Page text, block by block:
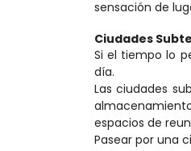
sensación de
Ciudades
Si el tiempo lo
día.
Las ciudades
espacios de
Pasear por una